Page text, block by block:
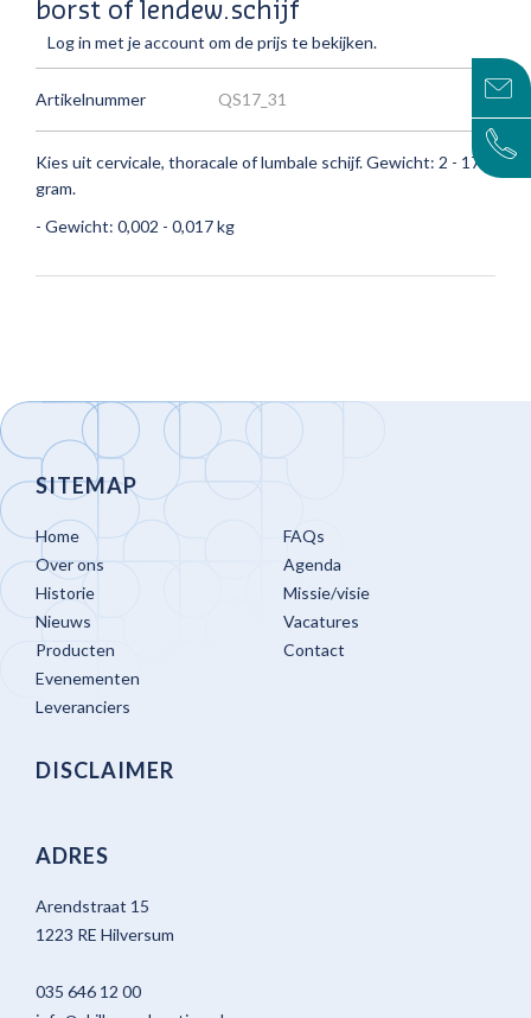
borst of lendew.schijf
Log in met je account om de prijs te bekijken.
Artikelnummer QS17_31
Kies uit cervicale, thoracale of lumbale schijf.Gewicht: 2 - 17
gram.
- Gewicht: 0,002 - 0,017 kg
SITEMAP
Home
Over ons
Historie
Nieuws
Producten
Evenementen
Leveranciers
FAQs
Agenda
Missie/visie
Vacatures
Contact
DISCLAIMER
ADRES
Arendstraat 15
1223 RE Hilversum
035 646 12 00